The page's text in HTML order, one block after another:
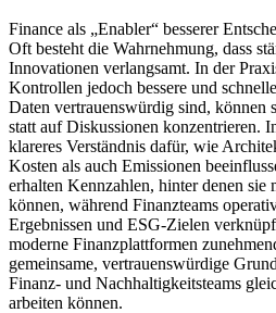
Finance als „Enabler“ besserer
Oft besteht die Wahrnehmung, dass
Innovationen verlangsamt. In der
Kontrollen jedoch bessere und
Daten vertrauenswürdig sind, können
statt auf Diskussionen konzentrieren.
klareres Verständnis dafür, wie
Kosten als auch Emissionen
erhalten Kennzahlen, hinter denen sie
können, während Finanzteams
Ergebnissen und ESG-Zielen
moderne Finanzplattformen
gemeinsame, vertrauenswürdige
Finanz- und Nachhaltigkeitsteams
arbeiten können.